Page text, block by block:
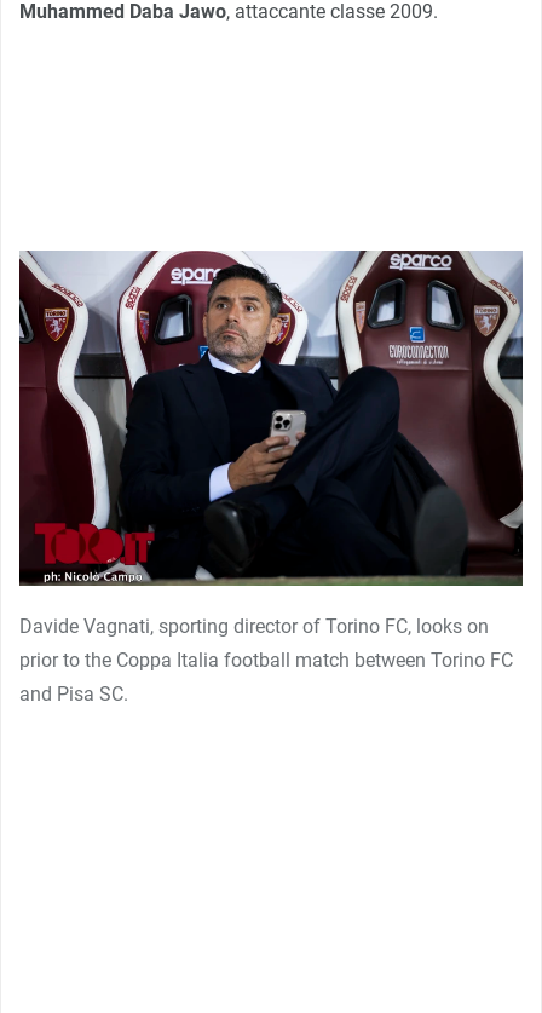
Muhammed Daba Jawo, attaccante classe 2009.
Davide Vagnati, sporting director of Torino FC, looks on
prior to the Coppa Italia football match between Torino FC
and Pisa SC.